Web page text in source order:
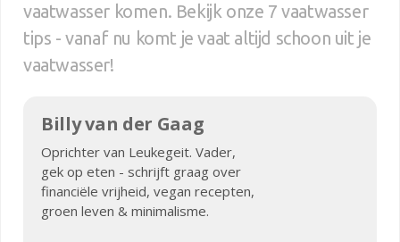
vaatwasser komen. Bekijk onze 7 vaatwasser
tips - vanaf nu komt je vaat altijd schoon uit je
vaatwasser!
Billy van der Gaag
Oprichter van Leukegeit. Vader,
gek op eten - schrijft graag over
financiële vrijheid, vegan recepten,
groen leven & minimalisme.